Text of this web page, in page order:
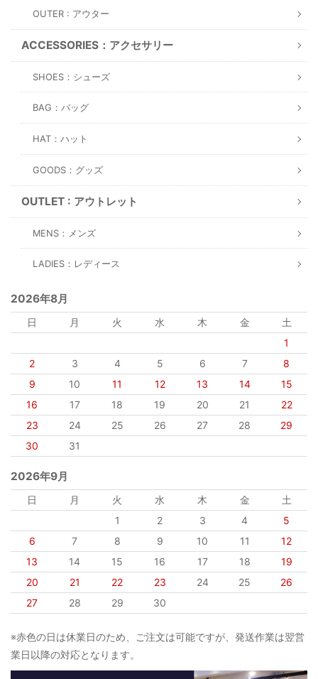
OUTER : アウター
ACCESSORIES：アクセサリー
SHOES：シューズ
BAG：バッグ
HAT：ハット
GOODS：グッズ
OUTLET : アウトレット
MENS：メンズ
LADIES：レディース
2026年8月
日 月 火 水 木 金
土
1
2
3 4 5 6 7
8
9
10 11 12 13 14
15
16
17 18 19 20 21
22
23
24 25 26 27 28
29
30
31
2026年9月
日 月 火 水 木 金
土
1
2 3 4
5
6
7 8 9 10 11
12
13
14 15 16 17 18
19
20
21 22 23 24 25
26
27
28 29 30
※赤色の日は休業日のため、ご注文は可能ですが、発送作業は翌営
業日以降の対応となります。